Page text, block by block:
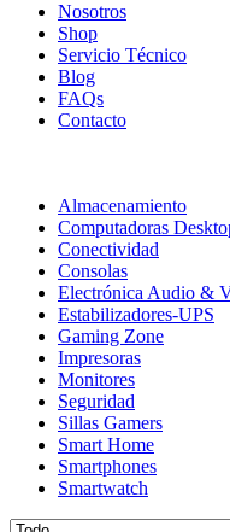
Nosotros
Shop
Servicio Técnico
Blog
FAQs
Contacto
Almacenamiento
Computadoras
Conectividad
Consolas
Electrónica Audio &
Estabilizadores-UPS
Gaming Zone
Impresoras
Monitores
Seguridad
Sillas Gamers
Smart Home
Smartphones
Smartwatch